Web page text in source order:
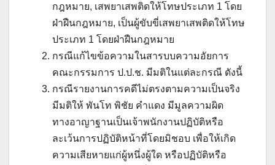
กฎหมาย, เสพยาเสพติดให้โทษประเภท 1 โดย
ฝ่าฝืนกฎหมาย, เป็นผู้ขับขี่เสพยาเสพติดให้โทษ
ประเภท 1 โดยฝ่าฝืนกฎหมาย
กรณีแก้ไขข้อความในสารบบความอัยการ
คณะกรรมการ ป.ป.ช. มีมติในแต่ละกรณี ดังนี้
กรณีรายงานการคดีไม่ตรงตามความเป็นจริง
มีมติให้ พันโท พิชัย คำแดง มีมูลความผิด
ทางอาญาฐานเป็นเจ้าพนักงานปฏิบัติหรือ
ละเว้นการปฏิบัติหน้าที่โดยมิชอบ เพื่อให้เกิด
ความเสียหายแก่ผู้หนึ่งผู้ใด หรือปฏิบัติหรือ